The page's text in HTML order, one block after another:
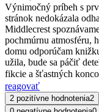
Výnimočný príbeh s
stránok nedokázala
Middlecrest
pochmúrnu atmosféru,
domu odporúčam
užila, bude sa páčiť
fikcie a šťastných
reagovať
2 pozitívne hodnotenia2